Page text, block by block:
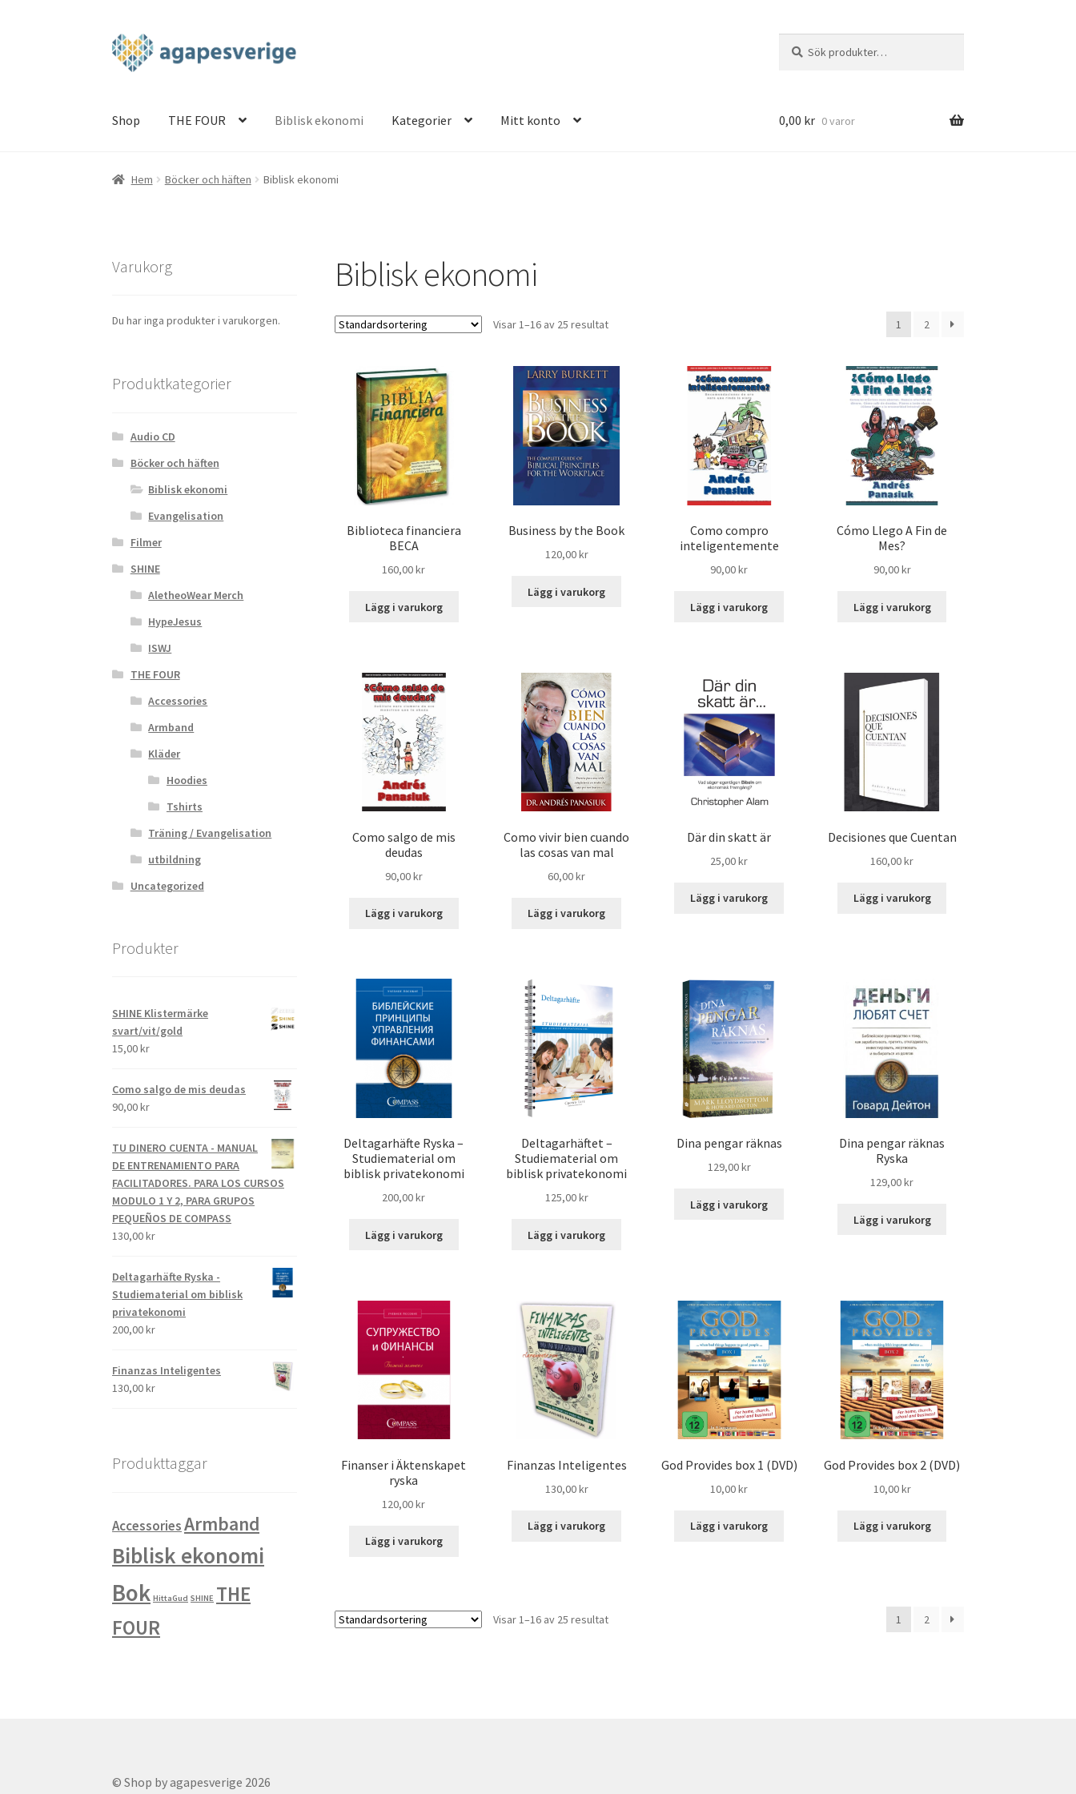
Hoppa
till
Hoppa
till
efter:
Shop THE FOUR Biblisk ekonomi Kategorier Mitt konto
Hem BlogCart Checkout My account Shop
0,00 kr 0 varor
Hem Böcker och häften Biblisk ekonomi
Biblisk ekonomi
Visar 1–16 av 25 resultat 1 2
Biblioteca financiera
BECA
160,00kr
Lägg i varukorg
Business by the Book
120,00kr
Lägg i varukorg
Como compro
inteligentemente
90,00kr
Lägg i varukorg
Cómo Llego A Fin de
Mes?
90,00kr
Lägg i varukorg
Como salgo de mis
deudas
90,00kr
Lägg i varukorg
Como vivir bien cuando
las cosas van mal
60,00kr
Lägg i varukorg
Där din skatt är
25,00kr
Lägg i varukorg
Decisiones que Cuentan
160,00kr
Lägg i varukorg
Deltagarhäfte Ryska –
Studiematerial om
biblisk privatekonomi
200,00kr
Lägg i varukorg
Deltagarhäftet –
Studiematerial om
biblisk privatekonomi
125,00kr
Lägg i varukorg
Dina pengar räknas
129,00kr
Lägg i varukorg
Dina pengar räknas
Ryska
129,00kr
Lägg i varukorg
Finanser i Äktenskapet
ryska
120,00kr
Lägg i varukorg
Finanzas Inteligentes
130,00kr
Lägg i varukorg
God Provides box 1 (DVD)
10,00kr
Lägg i varukorg
God Provides box 2 (DVD)
10,00kr
Lägg i varukorg
Visar 1–16 av 25 resultat 1 2
Varukorg
Du har inga produkter i varukorgen.
Produktkategorier
Audio CD
Böcker och häften
Biblisk ekonomi
Evangelisation
Filmer
SHINE
AletheoWear Merch
HypeJesus
ISWJ
THE FOUR
Accessories
Armband
Kläder
Hoodies
Tshirts
Träning / Evangelisation
utbildning
Uncategorized
Produkter
SHINE Klistermärke
svart/vit/gold
15,00kr
Como salgo de mis deudas
90,00kr
TU DINERO CUENTA - MANUAL
DE ENTRENAMIENTO PARA
FACILITADORES. PARA LOS CURSOS
MODULO 1 Y 2, PARA GRUPOS
PEQUEÑOS DE COMPASS
130,00kr
Deltagarhäfte Ryska -
Studiematerial om biblisk
privatekonomi
200,00kr
Finanzas Inteligentes
130,00kr
Produkttaggar
AccessoriesArmband
Biblisk ekonomi
Bok HittaGud SHINE THE
FOUR
© Shop by agapesverige 2026